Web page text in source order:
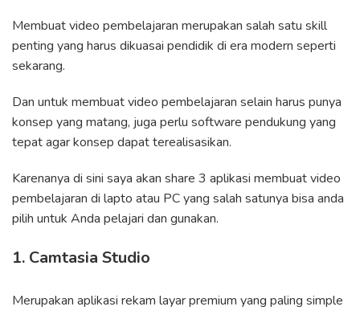
Membuat video pembelajaran merupakan salah satu skill
penting yang harus dikuasai pendidik di era modern seperti
sekarang.
Dan untuk membuat video pembelajaran selain harus punya
konsep yang matang, juga perlu software pendukung yang
tepat agar konsep dapat terealisasikan.
Karenanya di sini saya akan share 3 aplikasi membuat video
pembelajaran di lapto atau PC yang salah satunya bisa anda
pilih untuk Anda pelajari dan gunakan.
1. Camtasia Studio
Merupakan aplikasi rekam layar premium yang paling simple